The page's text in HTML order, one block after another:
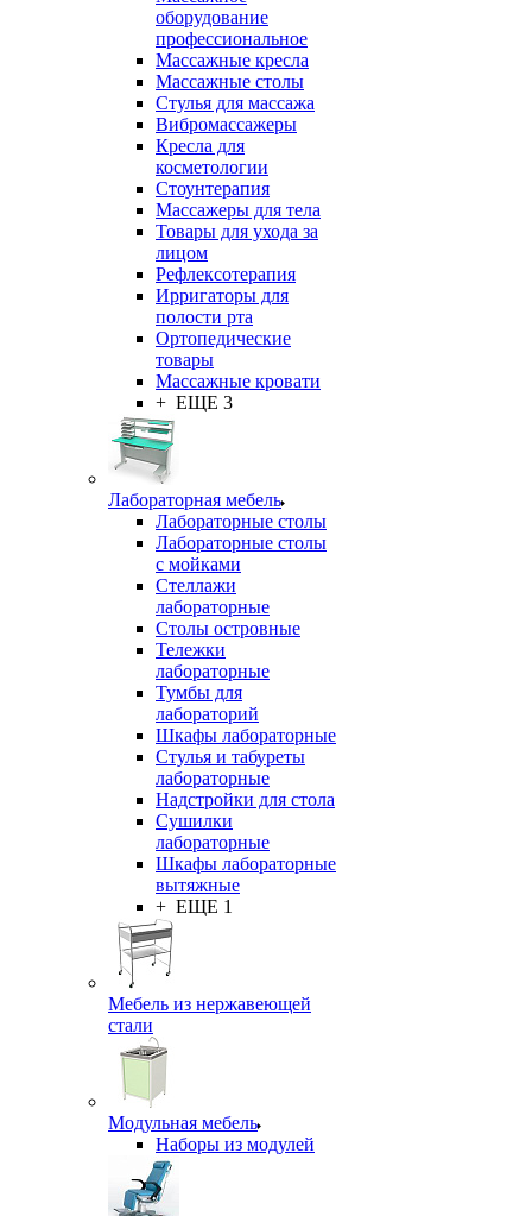
оборудование
профессиональное
Массажные кресла
Массажные столы
Стулья для массажа
Вибромассажеры
Кресла для
косметологии
Стоунтерапия
Массажеры для тела
Товары для ухода за
лицом
Рефлексотерапия
Ирригаторы для
полости рта
Ортопедические
товары
Массажные кровати
+ ЕЩЕ 3
Лабораторная мебель
Лабораторные столы
Лабораторные столы
с мойками
Стеллажи
лабораторные
Столы островные
Тележки
лабораторные
Тумбы для
лабораторий
Шкафы лабораторные
Стулья и табуреты
лабораторные
Надстройки для стола
Сушилки
лабораторные
Шкафы лабораторные
вытяжные
+ ЕЩЕ 1
Мебель из нержавеющей
стали
Модульная мебель
Наборы из модулей